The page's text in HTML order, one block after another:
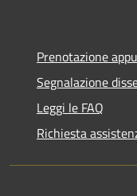
Prenotazione
Segnalazione
Leggi le FAQ
Richiesta